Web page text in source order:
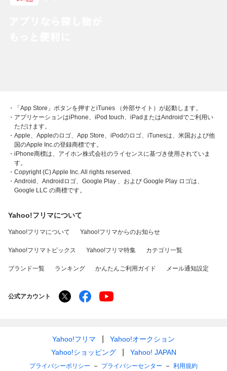
・「App Store」ボタンを押すとiTunes （外部サイト）が起動します。
・アプリケーションはiPhone、iPod touch、iPadまたはAndroidでご利用い
ただけます。
・Apple、Appleのロゴ、App Store、iPodのロゴ、iTunesは、米国および他
国のApple Inc.の登録商標です。
・iPhone商標は、アイホン株式会社のライセンスに基づき使用されていま
す。
・Copyright (C) Apple Inc. All rights reserved.
・Android、Androidロゴ、Google Play 、および Google Play ロゴは、
Google LLC の商標です。
Yahoo!フリマについて
Yahoo!フリマについて Yahoo!フリマからのお知らせ
Yahoo!フリマトピックス Yahoo!フリマ特集 カテゴリ一覧
ブランド一覧 ランキング かんたんご利用ガイド メール通知設定
公式アカウント
Yahoo!フリマ
Yahoo!オークション
Yahoo!ショッピング
Yahoo! JAPAN
プライバシーポリシー プライバシーセンター 利用規約